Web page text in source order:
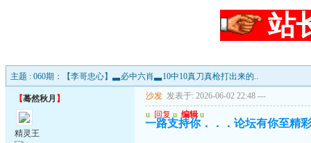
站
主题 : 060期：【李哥忠心】▃必中六肖▃10中10真刀真枪打出来的..
【蓦然秋月 】
精灵王
沙发 发表于: 2026-06-02 22:48 ---
u 回复 u 编辑 u
一路支持你．．．论坛有你至精